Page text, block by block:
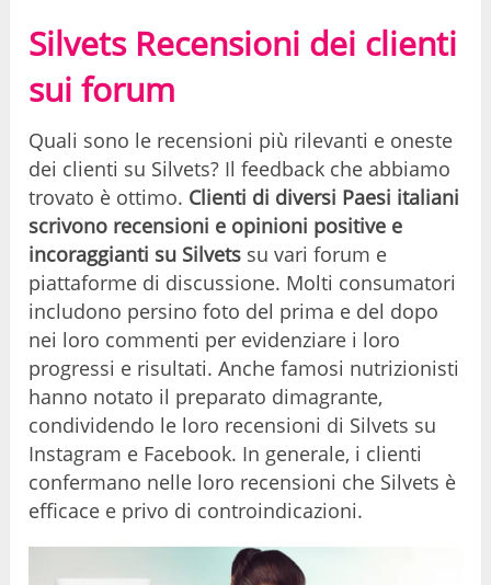
Silvets Recensioni dei clienti
sui forum
Quali sono le recensioni più rilevanti e oneste
dei clienti su Silvets? Il feedback che abbiamo
trovato è ottimo. Clienti di diversi Paesi italiani
scrivono recensioni e opinioni positive e
incoraggianti su Silvets su vari forum e
piattaforme di discussione. Molti consumatori
includono persino foto del prima e del dopo
nei loro commenti per evidenziare i loro
progressi e risultati. Anche famosi nutrizionisti
hanno notato il preparato dimagrante,
condividendo le loro recensioni di Silvets su
Instagram e Facebook. In generale, i clienti
confermano nelle loro recensioni che Silvets è
efficace e privo di controindicazioni.